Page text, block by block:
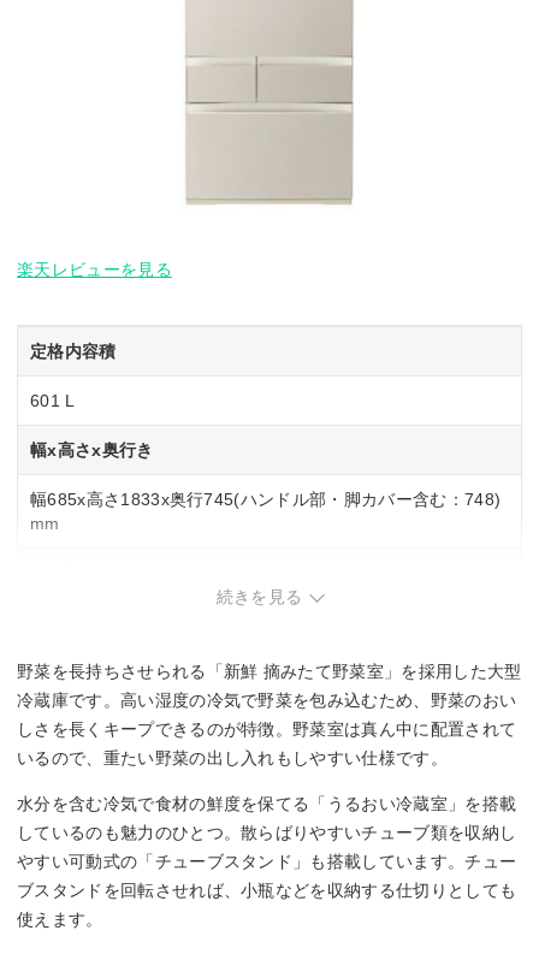
楽天レビューを見る
定格内容積
601 L
幅x高さx奥行き
幅685x高さ1833x奥行745(ハンドル部・脚カバー含む：748)
mm
スマホ連携
ー
チルド室
野菜の鮮度保持
新鮮摘みたて野菜室
続きを見る
野菜を長持ちさせられる「新鮮 摘みたて野菜室」を採用した大型
冷蔵庫です。高い湿度の冷気で野菜を包み込むため、野菜のおい
しさを長くキープできるのが特徴。野菜室は真ん中に配置されて
いるので、重たい野菜の出し入れもしやすい仕様です。
水分を含む冷気で食材の鮮度を保てる「うるおい冷蔵室」を搭載
しているのも魅力のひとつ。散らばりやすいチューブ類を収納し
やすい可動式の「チューブスタンド」も搭載しています。チュー
ブスタンドを回転させれば、小瓶などを収納する仕切りとしても
使えます。